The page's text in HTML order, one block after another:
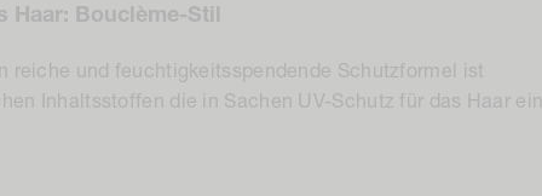
Haar: Bouclème-Stil
reiche und feuchtigkeitsspendende Schutzformel ist
Inhaltsstoffen die in Sachen UV-Schutz für das Haar ein